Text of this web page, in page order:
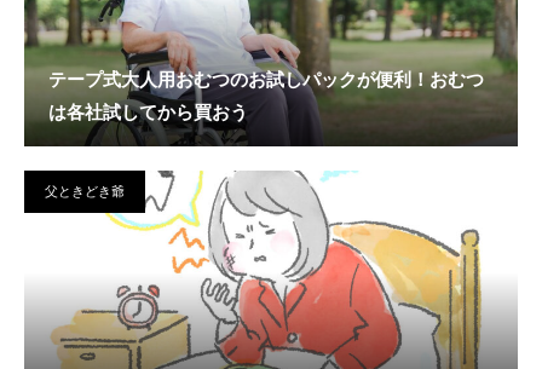
テープ式大人用おむつのお試しパックが便利！おむつ
は各社試してから買おう
父ときどき爺